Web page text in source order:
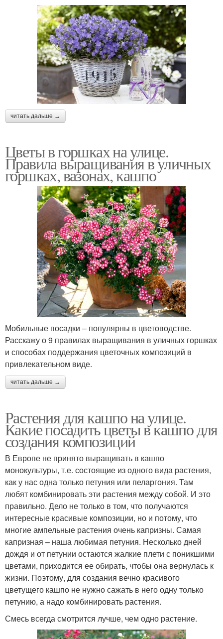
читать дальше →
Цветы в горшках на улице.
Правила выращивания в уличных
горшках, вазонах, кашпо
Мобильные посадки – популярны в цветоводстве.
Расскажу о 9 правилах выращивания в уличных горшках
и способах поддержания цветочных композиций в
привлекательном виде.
читать дальше →
Растения для кашпо на улице.
Какие посадить цветы в кашпо для
создания композиций
В Европе не принято выращивать в кашпо
монокультуры, т.е. состоящие из одного вида растения,
как у нас одна только петуния или пеларгония. Там
любят комбинировать эти растения между собой. И это
правильно. Дело не только в том, что получаются
интересные красивые композиции, но и потому, что
многие ампельные растения очень капризны. Самая
капризная – наша любимая петуния. Несколько дней
дождя и от петунии остаются жалкие плети с поникшими
цветами, приходится ее обирать, чтобы она вернулась к
жизни. Поэтому, для создания вечно красивого
цветущего кашпо не нужно сажать в него одну только
петунию, а надо комбинировать растения.
Смесь всегда смотрится лучше, чем одно растение.